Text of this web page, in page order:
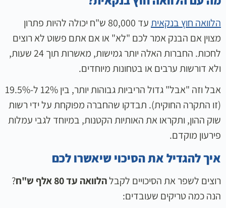
הלוואה חוץ בנקאית
עד 80,000 ש"ח יכולה להיות פתרון
מצוין אם הבנק אמר לכם "לא" או אם אתם פשוט לא רוצים
לחכות. החברות האלה יותר גמישות, מאשרות תוך 24 שעות,
ולא דורשות ערבים או בטחונות מיוחדים.
אבל וזה "אבל" גדול הריביות גבוהות יותר, בין 12% ל-19.5%
(זו התקרה החוקית). תבדקו שהחברה מפוקחת על ידי רשות
שוק ההון, ותקראו את האותיות הקטנות, במיוחד לגבי עמלות
פירעון מוקדם.
איך להגדיל את הסיכוי שיאשרו לכם
רוצים לשפר את הסיכויים לקבלהלוואה עד 80 אלף ש"ח
?
הנה כמה טריקים שעובדים: